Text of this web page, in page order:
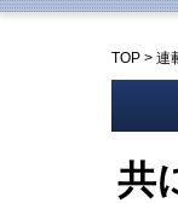
TOP > 連
共